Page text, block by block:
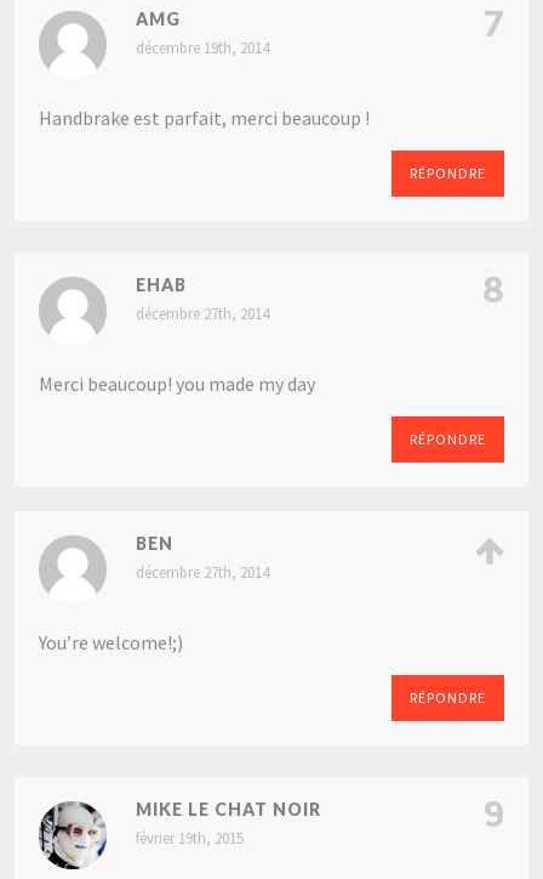
AMG
décembre 19th, 2014
Handbrake est parfait, merci beaucoup !
RÉPONDRE
7
EHAB
décembre 27th, 2014
Merci beaucoup! you made my day
RÉPONDRE
8
BEN
décembre 27th, 2014
You’re welcome!;)
RÉPONDRE
MIKE LE CHAT NOIR
février 19th, 2015
9